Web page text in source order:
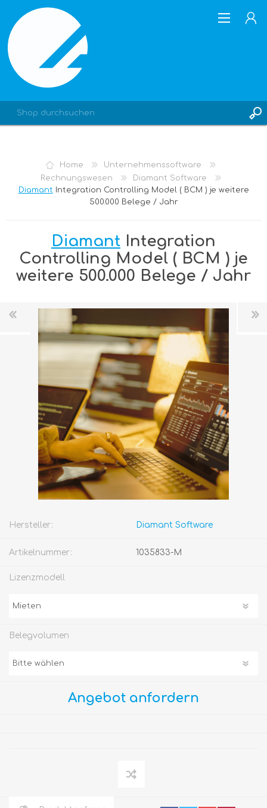
REGISTRIERUNG
ANMELDEN
Home
Unternehmenssoftware
Rechnungswesen
Diamant Software
Diamant Integration Controlling Model ( BCM ) je weitere
500.000 Belege / Jahr
Diamant Integration
Controlling Model ( BCM ) je
weitere 500.000 Belege / Jahr
Hersteller: Diamant Software
Artikelnummer: 1035833-M
Lizenzmodell
Belegvolumen
Angebot anfordern